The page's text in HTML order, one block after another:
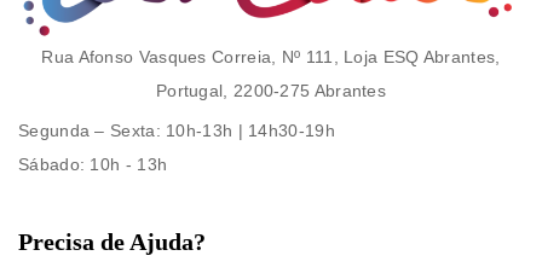
Rua Afonso Vasques Correia, Nº 111, Loja ESQ Abrantes,
Portugal, 2200-275 Abrantes
Segunda – Sexta: 10h-13h | 14h30-19h
Sábado: 10h - 13h
Precisa de Ajuda?